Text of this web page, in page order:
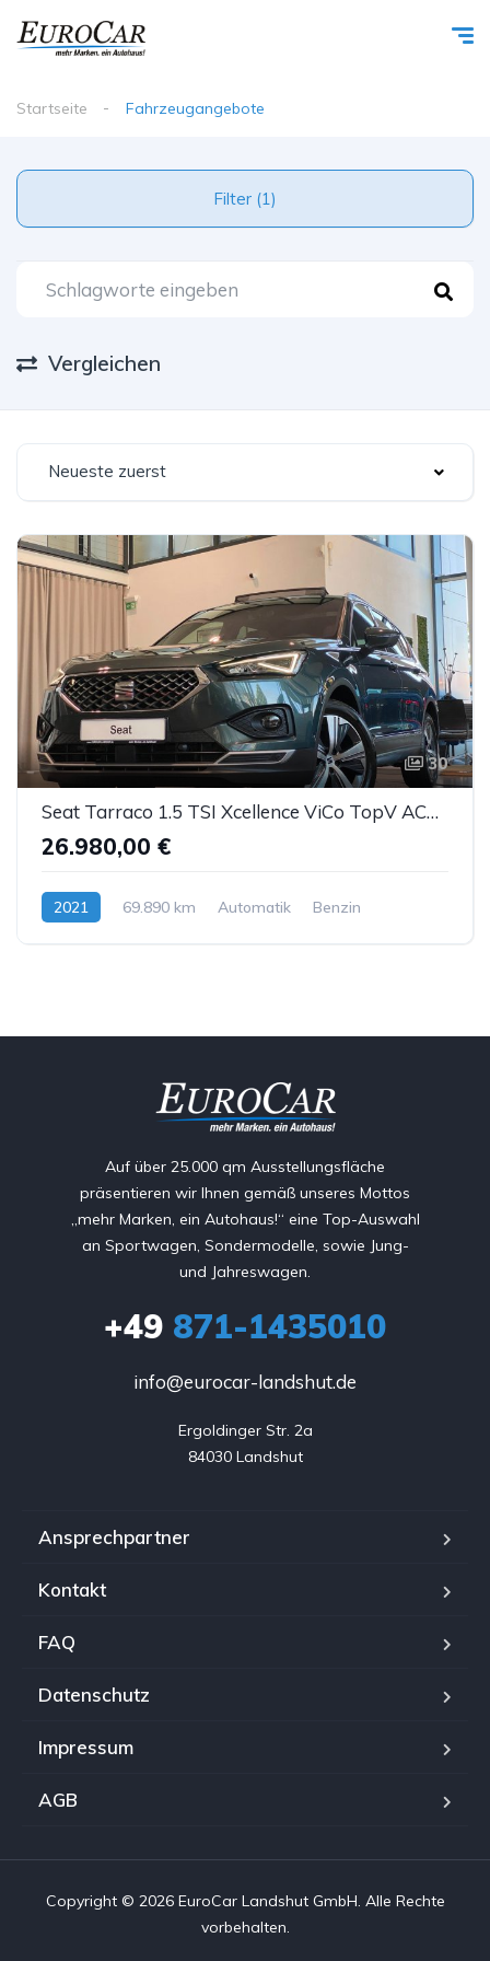
Startseite Fahrzeugangebote
Filter (1)
Vergleichen
Neueste zuerst
30
Seat Tarraco 1.5 TSI Xcellence ViCo TopV ACC AHK 7S
26.980,00 €
2021 69.890 km Automatik Benzin
Auf über 25.000 qm Ausstellungsfläche
präsentieren wir Ihnen gemäß unseres Mottos
„mehr Marken, ein Autohaus!“ eine Top-Auswahl
an Sportwagen, Sondermodelle, sowie Jung-
und Jahreswagen.
+49 871-1435010
info@eurocar-landshut.de
Ergoldinger Str. 2a
84030 Landshut
Ansprechpartner
Kontakt
FAQ
Datenschutz
Impressum
AGB
Copyright © 2026 EuroCar Landshut GmbH. Alle Rechte
vorbehalten.